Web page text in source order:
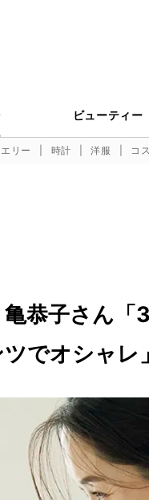
ビューティー
リー 時計 洋服 コ
恭子さん「
でオシャレ」